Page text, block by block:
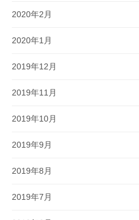
2020年2月
2020年1月
2019年12月
2019年11月
2019年10月
2019年9月
2019年8月
2019年7月